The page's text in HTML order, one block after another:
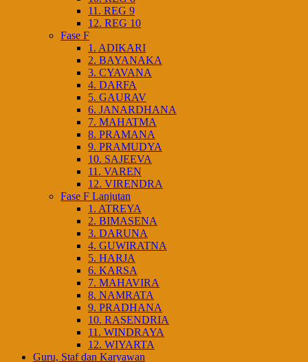
11. REG 9
12. REG 10
Fase F
1. ADIKARI
2. BAYANAKA
3. CYAVANA
4. DARFA
5. GAURAV
6. JANARDHANA
7. MAHATMA
8. PRAMANA
9. PRAMUDYA
10. SAJEEVA
11. VAREN
12. VIRENDRA
Fase F Lanjutan
1. ATREYA
2. BIMASENA
3. DARUNA
4. GUWIRATNA
5. HARJA
6. KARSA
7. MAHAVIRA
8. NAMRATA
9. PRADHANA
10. RASENDRIA
11. WINDRAYA
12. WIYARTA
Guru, Staf dan Karyawan